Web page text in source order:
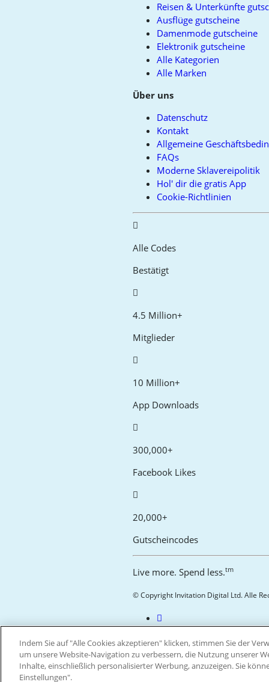
Reisen & Unterkünfte
Ausflüge gutscheine
Damenmode gutscheine
Elektronik gutscheine
Alle Kategorien
Alle Marken
Über uns
Datenschutz
Kontakt
Allgemeine
FAQs
Moderne Sklavereipolitik
Hol' dir die gratis App
Cookie-Richtlinien
Alle Codes
Bestätigt
4.5 Million+
Mitglieder
10 Million+
App Downloads
300,000+
Facebook Likes
20,000+
Gutscheincodes
Live more. Spend less.tm
© Copyright Invitation Digital Ltd. Alle
Indem Sie auf "Alle Cookies akzeptieren" klicken, stimmen Sie der
um unsere Website-Navigation zu verbessern, die Nutzung unserer
Inhalte, einschließlich personalisierter Werbung, anzuzeigen. Sie
Einstellungen".